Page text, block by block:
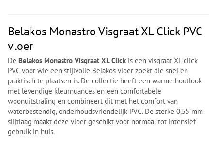
Belakos Monastro Visgraat XL Click PVC
vloer
De Belakos Monastro Visgraat XL Click is een visgraat XL click
PVC voor wie een stijlvolle Belakos vloer zoekt die snel en
praktisch te plaatsen is. De collectie heeft een warme houtlook
met levendige kleurnuances en een comfortabele
woonuitstraling en combineert dit met het comfort van
waterbestendig, onderhoudsvriendelijk PVC. De sterke 0,55 mm
slijtlaag maakt deze vloer geschikt voor normaal tot intensief
gebruik in huis.